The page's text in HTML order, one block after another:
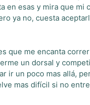
en esas y mira que mi
ya no, cuesta
que me encanta
un dorsal y
ir un poco mas allá,
mas difícil si no